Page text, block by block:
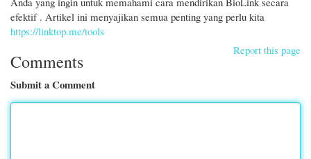
efektif . Artikel ini menyajikan semua penting yang perlu kita
https://linktop.me/tools
Report this page
Comments
Submit a Comment